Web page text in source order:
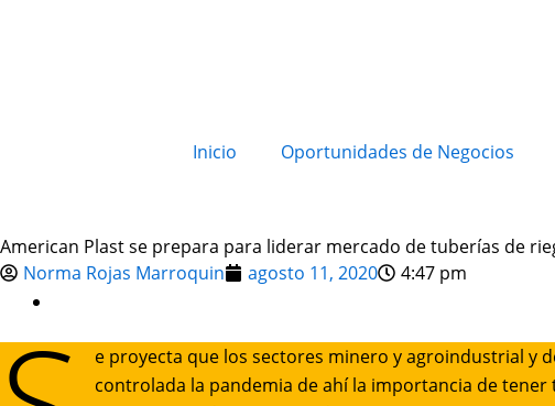
Inicio Oportunidades de Negocios
American Plast se prepara para liderar mercado de tuberías de
Norma Rojas Marroquin
agosto 11, 2020 4:47 pm
e proyecta que los sectores minero y agroindustrial y
controlada la pandemia de ahí la importancia de